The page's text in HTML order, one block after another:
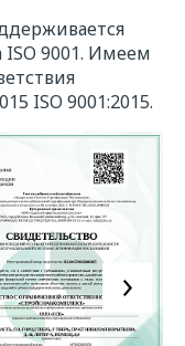
9001. Имеем
ISO 9001:2015.